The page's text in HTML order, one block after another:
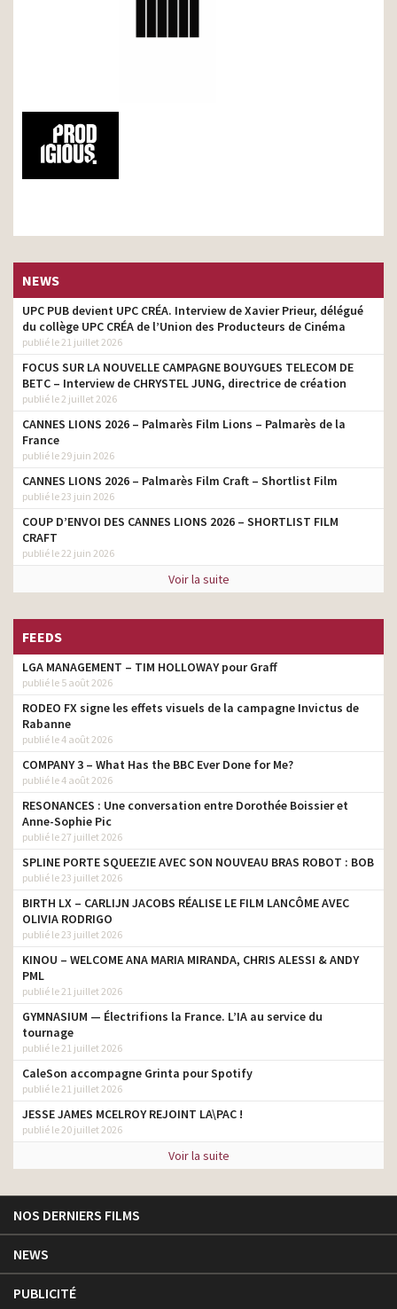
NEWS
UPC PUB devient UPC CRÉA. Interview de Xavier Prieur, délégué
du collège UPC CRÉA de l’Union des Producteurs de Cinéma
publié le 21 juillet 2026
FOCUS SUR LA NOUVELLE CAMPAGNE BOUYGUES TELECOM DE
BETC – Interview de CHRYSTEL JUNG, directrice de création
publié le 2 juillet 2026
CANNES LIONS 2026 – Palmarès Film Lions – Palmarès de la
France
publié le 29 juin 2026
CANNES LIONS 2026 – Palmarès Film Craft – Shortlist Film
publié le 23 juin 2026
COUP D’ENVOI DES CANNES LIONS 2026 – SHORTLIST FILM
CRAFT
publié le 22 juin 2026
Voir la suite
FEEDS
LGA MANAGEMENT – TIM HOLLOWAY pour Graff
publié le 5 août 2026
RODEO FX signe les effets visuels de la campagne Invictus de
Rabanne
publié le 4 août 2026
COMPANY 3 – What Has the BBC Ever Done for Me?
publié le 4 août 2026
RESONANCES : Une conversation entre Dorothée Boissier et
Anne-Sophie Pic
publié le 27 juillet 2026
SPLINE PORTE SQUEEZIE AVEC SON NOUVEAU BRAS ROBOT : BOB
publié le 23 juillet 2026
BIRTH LX – CARLIJN JACOBS RÉALISE LE FILM LANCÔME AVEC
OLIVIA RODRIGO
publié le 23 juillet 2026
KINOU – WELCOME ANA MARIA MIRANDA, CHRIS ALESSI & ANDY
PML
publié le 21 juillet 2026
GYMNASIUM — Électrifions la France. L’IA au service du
tournage
publié le 21 juillet 2026
CaleSon accompagne Grinta pour Spotify
publié le 21 juillet 2026
JESSE JAMES MCELROY REJOINT LA\PAC !
publié le 20 juillet 2026
Voir la suite
NOS DERNIERS FILMS
NEWS
PUBLICITÉ